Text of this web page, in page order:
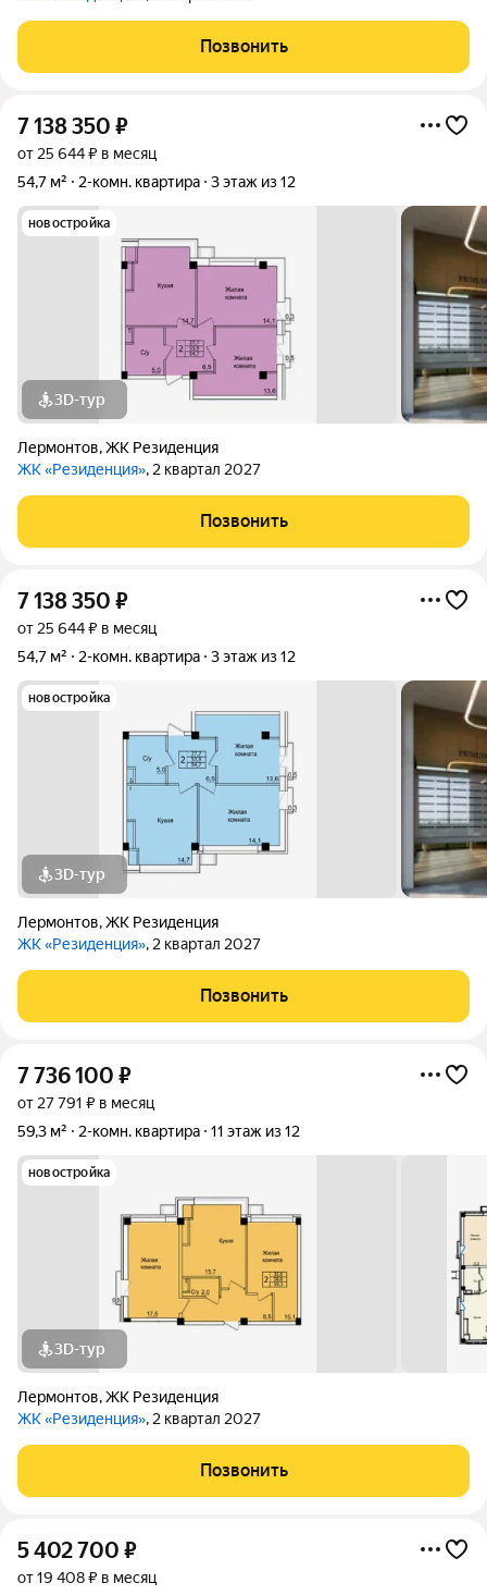
Позвонить
7 138 350 ₽
от 25 644 ₽ в месяц
54,7 м²
2-комн. квартира 3 этаж из 12
новостройка
3D-тур
Лермонтов,ЖК Резиденция
ЖК «Резиденция», 2 квартал 2027
Позвонить
7 138 350 ₽
от 25 644 ₽ в месяц
54,7 м²
2-комн. квартира 3 этаж из 12
новостройка
3D-тур
Лермонтов,ЖК Резиденция
ЖК «Резиденция», 2 квартал 2027
Позвонить
7 736 100 ₽
от 27 791 ₽ в месяц
59,3 м²
2-комн. квартира 11 этаж из 12
новостройка
3D-тур
Лермонтов,ЖК Резиденция
ЖК «Резиденция», 2 квартал 2027
Позвонить
5 402 700 ₽
от 19 408 ₽ в месяц